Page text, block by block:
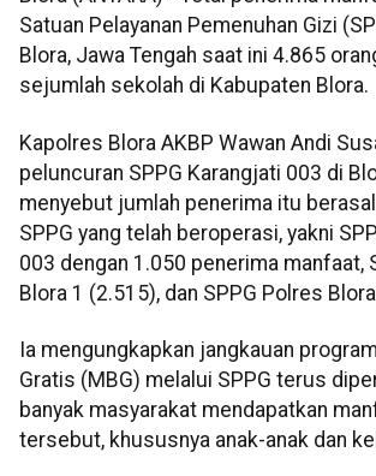
Satuan Pelayanan Pemenuhan Gizi
Blora, Jawa Tengah saat ini 4.865
sejumlah sekolah di Kabupaten Blora.
Kapolres Blora AKBP Wawan Andi
peluncuran SPPG Karangjati 003 di
menyebut jumlah penerima itu
SPPG yang telah beroperasi, yakni
003 dengan 1.050 penerima manfaat,
Blora 1 (2.515), dan SPPG Polres
Ia mengungkapkan jangkauan
Gratis (MBG) melalui SPPG terus
banyak masyarakat mendapatkan
tersebut, khususnya anak-anak dan